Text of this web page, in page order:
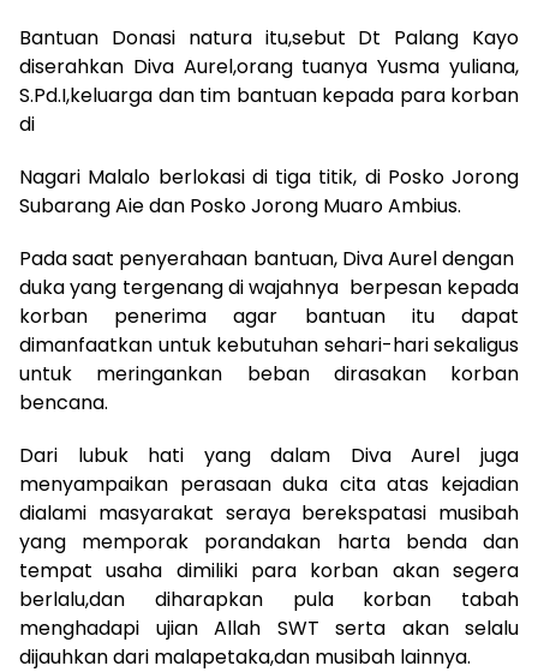
Bantuan Donasi natura itu,sebut Dt Palang Kayo
diserahkan Diva Aurel,orang tuanya Yusma yuliana,
S.Pd.I,keluarga dan tim bantuan kepada para korban
di
Nagari Malalo berlokasi di tiga titik, di Posko Jorong
Subarang Aie dan Posko Jorong Muaro Ambius.
Pada saat penyerahaan bantuan, Diva Aurel dengan
duka yang tergenang di wajahnya berpesan kepada
korban penerima agar bantuan itu dapat
dimanfaatkan untuk kebutuhan sehari-hari sekaligus
untuk meringankan beban dirasakan korban
bencana.
Dari lubuk hati yang dalam Diva Aurel juga
menyampaikan perasaan duka cita atas kejadian
dialami masyarakat seraya berekspatasi musibah
yang memporak porandakan harta benda dan
tempat usaha dimiliki para korban akan segera
berlalu,dan diharapkan pula korban tabah
menghadapi ujian Allah SWT serta akan selalu
dijauhkan dari malapetaka,dan musibah lainnya.